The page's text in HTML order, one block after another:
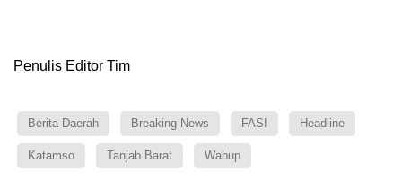
Penulis Editor Tim
Berita Daerah Breaking News FASI Headline
Katamso Tanjab Barat Wabup